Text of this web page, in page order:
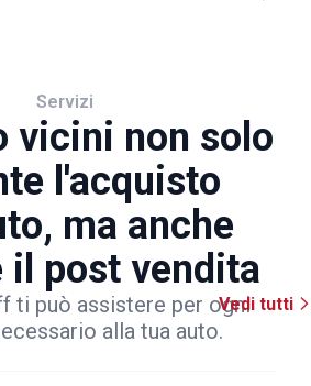
Servizi
vicini non solo
l'acquisto
ma anche
il post vendita
ti può assistere per ogni
alla tua auto.
Vedi tutti